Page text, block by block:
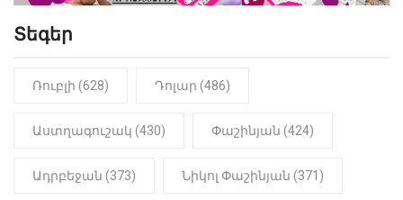
Տեգեր
Ռուբլի (628) Դոլար (486)
Աստղագուշակ (430) Փաշինյան (424)
Ադրբեջան (373) Նիկոլ Փաշինյան (371)